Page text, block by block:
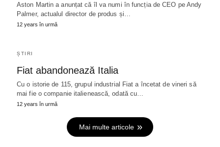
Aston Martin a anunțat că îl va numi în funcția de CEO pe Andy
Palmer, actualul director de produs și…
12 years în urmă
ȘTIRI
Fiat abandonează Italia
Cu o istorie de 115, grupul industrial Fiat a încetat de vineri să
mai fie o companie italienească, odată cu…
12 years în urmă
Mai multe articole